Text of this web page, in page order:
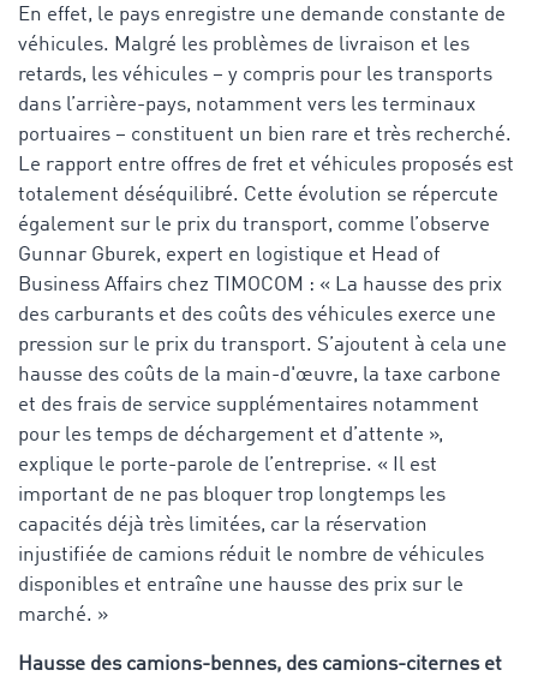
En effet, le pays enregistre une demande constante de
véhicules. Malgré les problèmes de livraison et les
retards, les véhicules – y compris pour les transports
dans l’arrière-pays, notamment vers les terminaux
portuaires – constituent un bien rare et très recherché.
Le rapport entre offres de fret et véhicules proposés est
totalement déséquilibré. Cette évolution se répercute
également sur le prix du transport, comme l’observe
Gunnar Gburek, expert en logistique et Head of
Business Affairs chez TIMOCOM : « La hausse des prix
des carburants et des coûts des véhicules exerce une
pression sur le prix du transport. S’ajoutent à cela une
hausse des coûts de la main-d'œuvre, la taxe carbone
et des frais de service supplémentaires notamment
pour les temps de déchargement et d’attente »,
explique le porte-parole de l’entreprise. « Il est
important de ne pas bloquer trop longtemps les
capacités déjà très limitées, car la réservation
injustifiée de camions réduit le nombre de véhicules
disponibles et entraîne une hausse des prix sur le
marché. »
Hausse des camions-bennes, des camions-citernes et